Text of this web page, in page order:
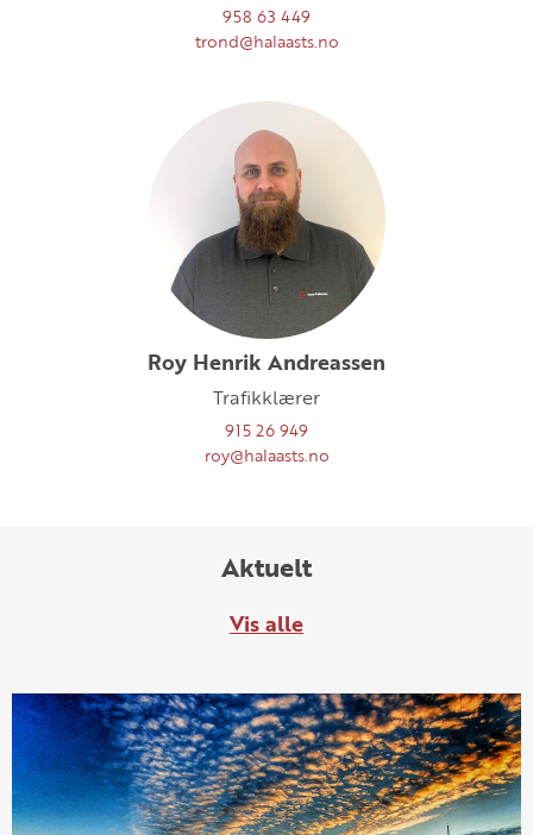
958 63 449
trond@halaasts.no
Roy Henrik Andreassen
Trafikklærer
915 26 949
roy@halaasts.no
Aktuelt
Vis alle